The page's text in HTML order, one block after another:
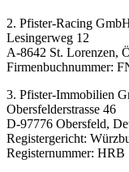
2. Pfister-Racing
Lesingerweg 12
A-8642 St. Lorenzen,
Firmenbuchnummer:
3. Pfister-Immobilien
Obersfelderstrasse 46
D-97776 Obersfeld,
Registergericht:
Registernummer: HRB